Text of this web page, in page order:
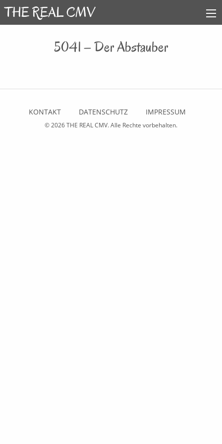
5041 – Der Abstauber
KONTAKT DATENSCHUTZ IMPRESSUM
© 2026THE REAL CMV. Alle Rechte vorbehalten.